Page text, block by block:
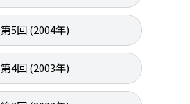
第5回 (2004年)
第4回 (2003年)